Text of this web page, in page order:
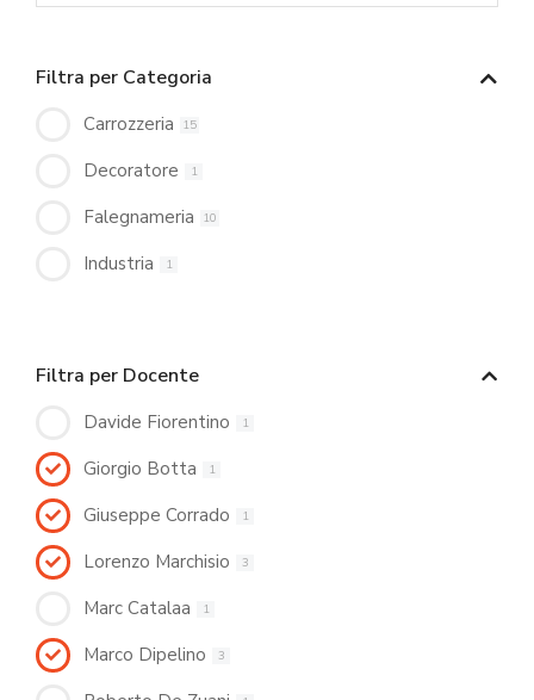
Filtra per Categoria
Carrozzeria 15
Decoratore 1
Falegnameria 10
Industria 1
Filtra per Docente
Davide Fiorentino 1
Giorgio Botta 1
Giuseppe Corrado 1
Lorenzo Marchisio 3
Marc Catalaa 1
Marco Dipelino 3